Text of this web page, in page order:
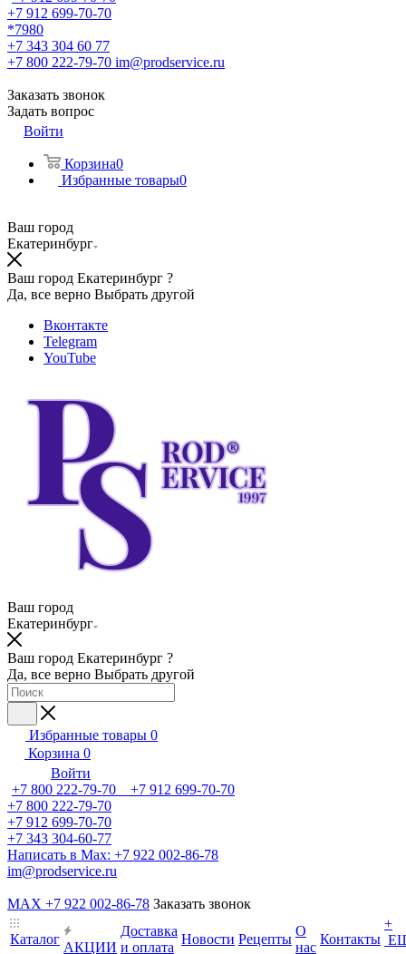
+7 912 699-70-70
*7980
+7 343 304 60 77
+7 800 222-79-70 im@prodservice.ru
Заказать звонок
Задать вопрос
Войти
Корзина0
Избранные товары0
Ваш город
Екатеринбург
Ваш город Екатеринбург ?
Да, все верно Выбрать другой
Вконтакте
Telegram
YouTube
Ваш город
Екатеринбург
Ваш город Екатеринбург ?
Да, все верно Выбрать другой
Избранные товары 0
Корзина 0
Войти
+7 800 222-79-70 +7 912 699-70-70
+7 800 222-79-70
+7 912 699-70-70
+7 343 304-60-77
Написать в Max: +7 922 002-86-78
im@prodservice.ru
MAX +7 922 002-86-78 Заказать звонок
Каталог
АКЦИИ
Доставка
и оплата
Новости Рецепты
О
нас
Контакты
+